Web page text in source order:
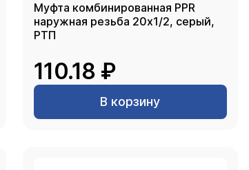
Муфта комбинированная PPR
наружная резьба 20х1/2, серый,
РТП
110.18 ₽
В корзину